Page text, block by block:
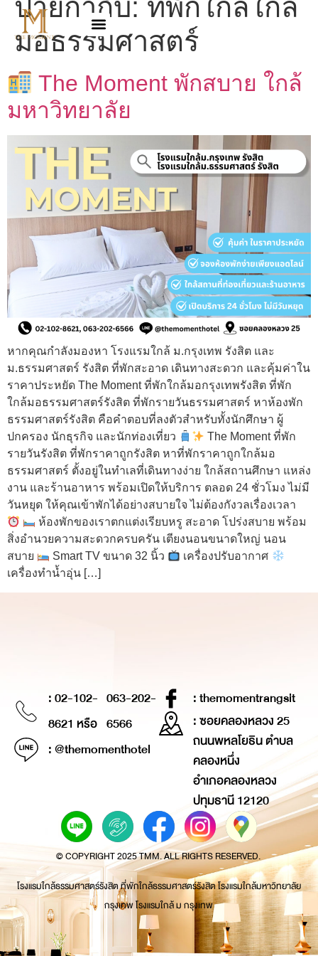
ป้ายกำกับ: ที่พักใกล้ใกล้
มอธรรมศาสตร์
The Moment พักสบาย ใกล้
มหาวิทยาลัย
หากคุณกำลังมองหา โรงแรมใกล้ ม.กรุงเทพ รังสิต และ
ม.ธรรมศาสตร์ รังสิต ที่พักสะอาด เดินทางสะดวก และคุ้มค่าใน
ราคาประหยัด The Moment ที่พักใกล้มอกรุงเทพรังสิต ที่พัก
ใกล้มอธรรมศาสตร์รังสิต ที่พักรายวันธรรมศาสตร์ หาห้องพัก
ธรรมศาสตร์รังสิต คือคำตอบที่ลงตัวสำหรับทั้งนักศึกษา ผู้
ปกครอง นักธุรกิจ และนักท่องเที่ยว
The Moment ที่พัก
รายวันรังสิต ที่พักราคาถูกรังสิต หาที่พักราคาถูกใกล้มอ
ธรรมศาสตร์ ตั้งอยู่ในทำเลที่เดินทางง่าย ใกล้สถานศึกษา แหล่ง
งาน และร้านอาหาร พร้อมเปิดให้บริการ ตลอด 24 ชั่วโมง ไม่มี
วันหยุด ให้คุณเข้าพักได้อย่างสบายใจ ไม่ต้องกังวลเรื่องเวลา
ห้องพักของเราตกแต่งเรียบหรู สะอาด โปร่งสบาย พร้อม
สิ่งอำนวยความสะดวกครบครัน เตียงนอนขนาดใหญ่ นอน
สบาย
Smart TV ขนาด 32 นิ้ว
เครื่องปรับอากาศ
เครื่องทำน้ำอุ่น […]
: 02-102-
8621 หรือ
063-202-
6566
: @themomenthotel
: themomentrangsit
: ซอยคลองหลวง 25
ถนนพหลโยธิน ตำบล
คลองหนึ่ง
อำเภอคลองหลวง
ปทุมธานี 12120
© COPYRIGHT 2025 TMM. ALL RIGHTS RESERVED.
โรงแรมใกล้ธรรมศาสตร์รังสิต ที่พักใกล้ธรรมศาสตร์รังสิต โรงแรมใกล้มหาวิทยาลัย
กรุงเทพ โรงแรมใกล้ ม กรุงเทพ